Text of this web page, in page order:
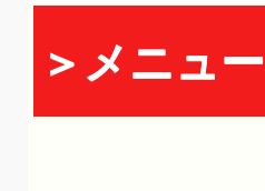
＞メニュー